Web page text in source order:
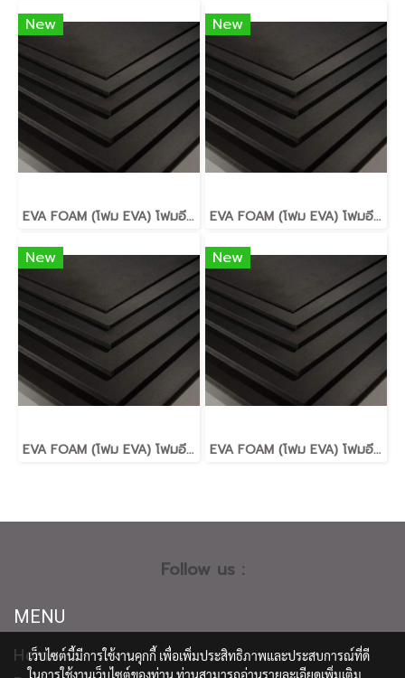
New
EVA FOAM (โฟม EVA) โฟมอีวีเอ กันกระแทก หนา2มม. Hardness40-45 shor
New
EVA FOAM (โฟม EVA) โฟมอีวีเอ กันกระแทก หนา3มม. Hardness40-45 shor
New
EVA FOAM (โฟม EVA) โฟมอีวีเอ กันกระแทก หนา1.5มม. Hardness40-45 shor
New
EVA FOAM (โฟม EVA) โฟมอีวีเอ กันกระแทก หนา50มม. Hardness40-45 shor
Follow us :
MENU
Home
เว็บไซต์นี้มีการใช้งานคุกกี้ เพื่อเพิ่มประสิทธิภาพและประสบการณ์ที่ดี
ในการใช้งานเว็บไซต์ของท่าน ท่านสามารถอ่านรายละเอียดเพิ่มเติม